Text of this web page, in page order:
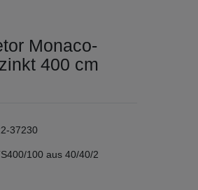
Monaco-
400 cm
37230
100 aus 40/40/2